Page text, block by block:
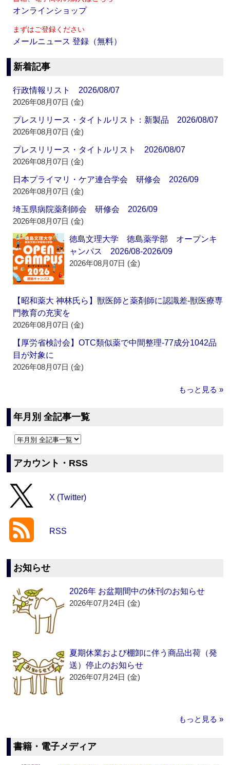
オンラインショップ
まずはご登録ください
メールニュース 登録（無料）
新着記事
行政情報リスト 2026/08/07
2026年08月07日 (金)
プレスリリース・タイトルリスト：新製品 2026/08/07
2026年08月07日 (金)
プレスリリース・タイトルリスト 2026/08/07
2026年08月07日 (金)
日本プライマリ・ケア連合学会 研修会 2026/09
2026年08月07日 (金)
埼玉県病院薬剤師会 研修会 2026/09
2026年08月07日 (金)
徳島文理大学 徳島薬学部 オープンキ
ャンパス 2026/08-2026/09
2026年08月07日 (金)
【昭和薬大 神林氏ら】獣医師と薬剤師に認識差‐獣医療専
門教育の充実を
2026年08月07日 (金)
【厚労省検討会】OTC類似薬で中間整理‐77成分1042品
目が対象に
2026年08月07日 (金)
もっと見る »
年月別 全記事一覧
アカウント・RSS
X (Twitter)
RSS
お知らせ
2026年 お盆期間中の休刊のお知らせ
2026年07月24日 (金)
夏期休業および棚卸に伴う商品出荷（発
送）停止のお知らせ
2026年07月24日 (金)
もっと見る »
書籍・電子メディア